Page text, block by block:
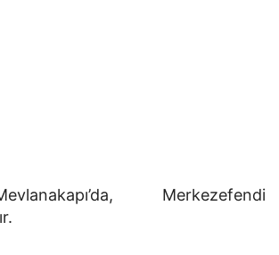
Merkezefendi